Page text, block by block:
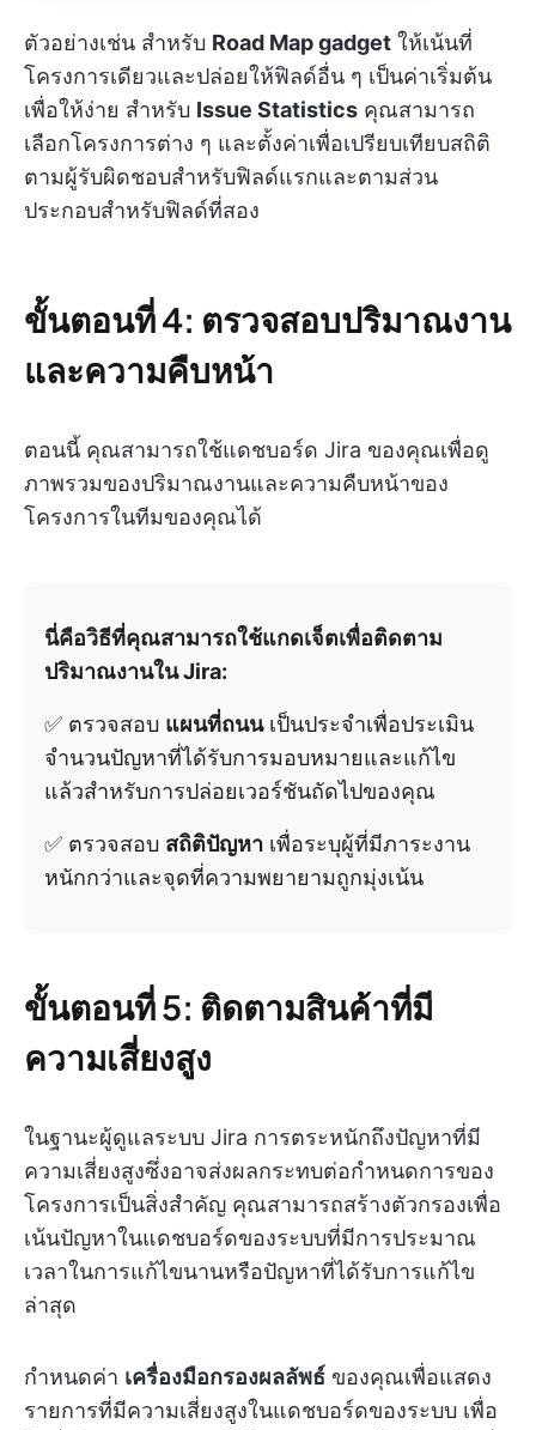
ตัวอย่างเช่น สำหรับ Road Map gadget ให้เน้นที่
โครงการเดียวและปล่อยให้ฟิลด์อื่น ๆ เป็นค่าเริ่มต้น
เพื่อให้ง่าย สำหรับ Issue Statistics คุณสามารถ
เลือกโครงการต่าง ๆ และตั้งค่าเพื่อเปรียบเทียบสถิติ
ตามผู้รับผิดชอบสำหรับฟิลด์แรกและตามส่วน
ประกอบสำหรับฟิลด์ที่สอง
ขั้นตอนที่ 4: ตรวจสอบปริมาณงาน
และความคืบหน้า
ตอนนี้ คุณสามารถใช้แดชบอร์ด Jira ของคุณเพื่อดู
ภาพรวมของปริมาณงานและความคืบหน้าของ
โครงการในทีมของคุณได้
นี่คือวิธีที่คุณสามารถใช้แกดเจ็ตเพื่อติดตาม
ปริมาณงานใน Jira:
✅ ตรวจสอบ แผนที่ถนนเป็นประจำเพื่อประเมิน
จำนวนปัญหาที่ได้รับการมอบหมายและแก้ไข
แล้วสำหรับการปล่อยเวอร์ชันถัดไปของคุณ
✅ ตรวจสอบ สถิติปัญหา เพื่อระบุผู้ที่มีภาระงาน
หนักกว่าและจุดที่ความพยายามถูกมุ่งเน้น
ขั้นตอนที่ 5: ติดตามสินค้าที่มี
ความเสี่ยงสูง
ในฐานะผู้ดูแลระบบ Jira การตระหนักถึงปัญหาที่มี
ความเสี่ยงสูงซึ่งอาจส่งผลกระทบต่อกำหนดการของ
โครงการเป็นสิ่งสำคัญ คุณสามารถสร้างตัวกรองเพื่อ
เน้นปัญหาในแดชบอร์ดของระบบที่มีการประมาณ
เวลาในการแก้ไขนานหรือปัญหาที่ได้รับการแก้ไข
ล่าสุด
กำหนดค่า เครื่องมือกรองผลลัพธ์ ของคุณเพื่อแสดง
รายการที่มีความเสี่ยงสูงในแดชบอร์ดของระบบ เพื่อ